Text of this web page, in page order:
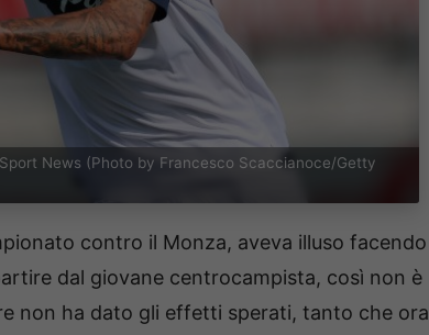
News (Photo by Francesco Scaccianoce/Getty
contro il Monza, aveva illuso facendo
dal giovane centrocampista, così non è
non ha dato gli effetti sperati, tanto che ora